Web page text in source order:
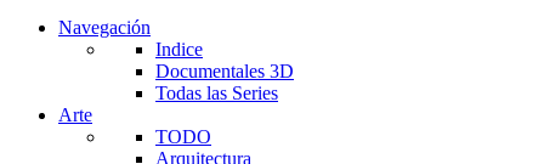
Navegación
Indice
Documentales 3D
Todas las Series
Arte
TODO
Arquitectura